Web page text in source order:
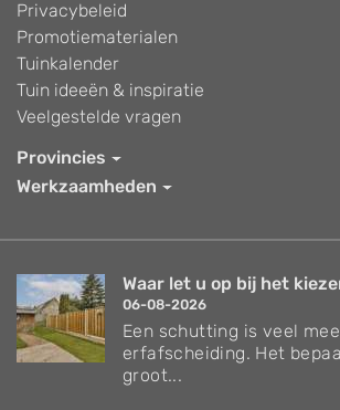
Privacybeleid
Promotiematerialen
Tuinkalender
Tuin ideeën & inspiratie
Veelgestelde vragen
Provincies
Werkzaamheden
Waar let u op bij het
06-08-2026
Een schutting is veel
erfafscheiding. Het
groot...